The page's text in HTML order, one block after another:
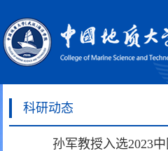
科研动态
孙军教授入选2023